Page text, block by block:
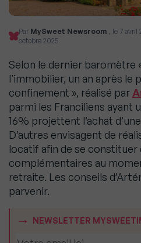
Par MySweet Newsroom , le 7 avril
octobre 2025
Selon le dernier baromètre
l’immobilier, un an après le
confinement », réalisé par
parmi les Franciliens ayant
16% projettent l’achat
D’autres envisagent de
locatif afin de se constituer
complémentaires au
retraite. Les conseils
parvenir.
NEWSLETTER